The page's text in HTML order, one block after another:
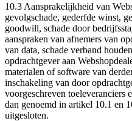
10.3 Aansprakelijkheid van
gevolgschade, gederfde winst,
goodwill, schade door
aanspraken van afnemers van
van data, schade verband
opdrachtgever aan
materialen of software van
inschakeling van door
voorgeschreven toeleveranciers
dan genoemd in artikel 10.1 en
uitgesloten.